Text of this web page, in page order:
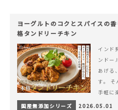
ヨーグルトのコクとスパイスの
格タンドリーチキン
インド
ンドー
あげる
す。
手軽に
んで仕
国産無添加シリーズ 2026.05.01